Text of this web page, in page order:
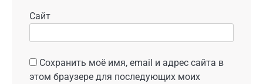
Сайт
Сохранить моё имя, email и адрес сайта в
этом браузере для последующих моих